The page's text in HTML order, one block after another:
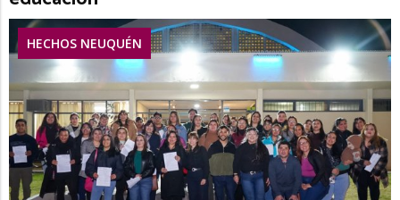
HECHOS NEUQUÉN